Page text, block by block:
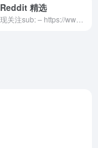
Reddit 精选